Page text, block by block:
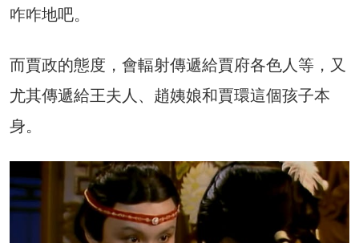
咋咋地吧。
而賈政的態度，會輻射傳遞給賈府各色人等，又
尤其傳遞給王夫人、趙姨娘和賈環這個孩子本
身。